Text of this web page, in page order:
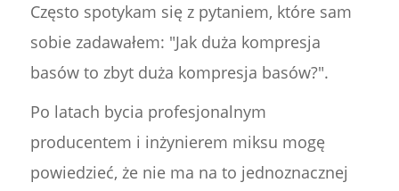
Często spotykam się z pytaniem, które sam
sobie zadawałem: "Jak duża kompresja
basów to zbyt duża kompresja basów?".
Po latach bycia profesjonalnym
producentem i inżynierem miksu mogę
powiedzieć, że nie ma na to jednoznacznej